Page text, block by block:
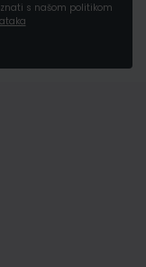
s našom politikom